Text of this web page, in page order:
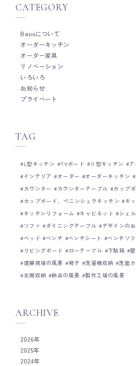
など、木以外の素材を使う。 これを木どう
組み合わせたり、単色どうしを組み合わせ
す。。 また、既製品のキッチンと組み合わせる
ときは、パネルの高さをキッチン天板の高
できるだけ揃えるのもポイント。 手元を隠すた
めにパネルを高くした方が便利ですが、可
限り高さを抑えた方がキッチンとの一体感
まれ、オーダーキッチンのような雰囲気に
ます。 オーダーキッチンを検討するほどキッチ
ン自体にこだわりはないけど、オーダーキ
__ Basisは、木工家具職人による細やかな
事を大切にしたオーダーキッチンメーカーで
のように細かい部分までとことんこだわっ
ることがとても得意です。 オーダーキッ
ご検討の際は、ぜひお気軽にご相談くださ
事例について Basisのショールームについ
CATEGORY
Basisについて
オーダーキッチン
オーダー家具
リノベーション
いろいろ
お知らせ
プライベート
TAG
L型キッチン TVボード Ⅱ型キッチン
インテリア
オーダー オーダーキッチン
カウンター
カウンターテーブル
カップ
カップボード、ペニンシュラキッチン
キ
キッチンリフォーム
キャビネット シェ
ソファ
ダイニングテーブル デザインの
ベッド
ベンチ ベンチシート ベンチソフ
リビングボード
ローテーブル 下駄箱
建築現場の風景
椅子 洗濯機収納
洗面
玄関収納
納品の風景 製作工場の風景
ARCHIVE
2026年
2025年
2024年